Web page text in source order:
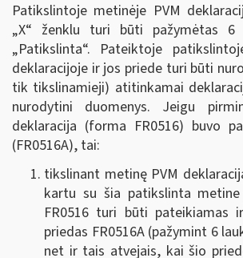
Patikslintoje metinėje PVM
„X“ ženklu turi būti pažymėtas 6
„Patikslinta“. Pateiktoje
deklaracijoje ir jos priede turi būti
tik tikslinamieji) atitinkamai
nurodytini duomenys. Jeigu
deklaracija (forma FR0516) buvo
(FR0516A), tai:
tikslinant metinę PVM
kartu su šia patikslinta metine
FR0516 turi būti pateikiamas
priedas FR0516A (pažymint 6
net ir tais atvejais, kai šio